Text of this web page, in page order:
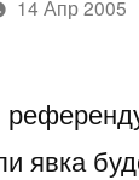
14 Апр 2005
явка